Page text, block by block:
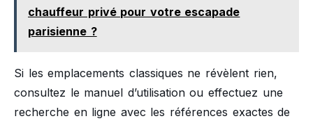
chauffeur privé pour votre escapade
parisienne ?
Si les emplacements classiques ne révèlent rien,
consultez le manuel d’utilisation ou effectuez une
recherche en ligne avec les références exactes de